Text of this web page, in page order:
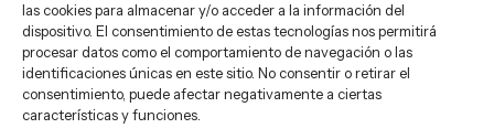
las cookies para almacenar y/o acceder a la información del
dispositivo. El consentimiento de estas tecnologías nos permitirá
procesar datos como el comportamiento de navegación o las
identificaciones únicas en este sitio. No consentir o retirar el
consentimiento, puede afectar negativamente a ciertas
características y funciones.